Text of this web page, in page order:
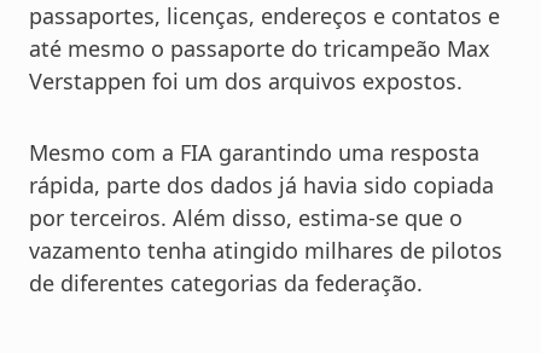
passaportes, licenças, endereços e contatos e
até mesmo o passaporte do tricampeão Max
Verstappen foi um dos arquivos expostos.
Mesmo com a FIA garantindo uma resposta
rápida, parte dos dados já havia sido copiada
por terceiros. Além disso, estima-se que o
vazamento tenha atingido milhares de pilotos
de diferentes categorias da federação.